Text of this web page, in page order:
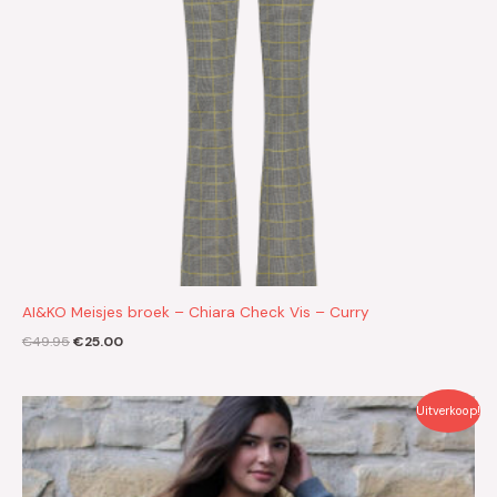
AI&KO Meisjes broek – Chiara Check Vis – Curry
€49.95€25.00
Uitverkoop!
Oorspronkelijke
prijs
was:
€69.95.
Huidige
prijs
€35.00.